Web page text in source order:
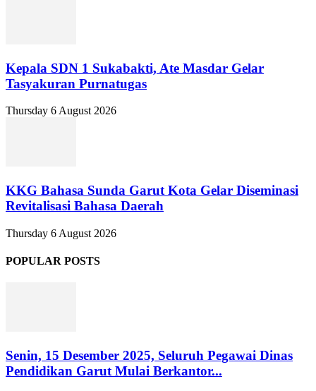
Kepala SDN 1 Sukabakti, Ate Masdar Gelar
Tasyakuran Purnatugas
Thursday 6 August 2026
KKG Bahasa Sunda Garut Kota Gelar Diseminasi
Revitalisasi Bahasa Daerah
Thursday 6 August 2026
POPULAR POSTS
Senin, 15 Desember 2025, Seluruh Pegawai Dinas
Pendidikan Garut Mulai Berkantor...